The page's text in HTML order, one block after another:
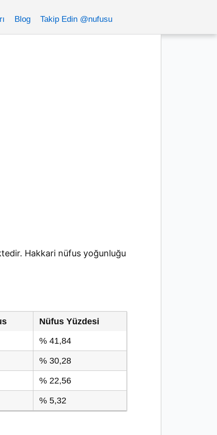
Blog Takip Edin @nufusu
Hakkari nüfus yoğunluğu
Nüfus Yüzdesi
% 41,84
% 30,28
% 22,56
% 5,32